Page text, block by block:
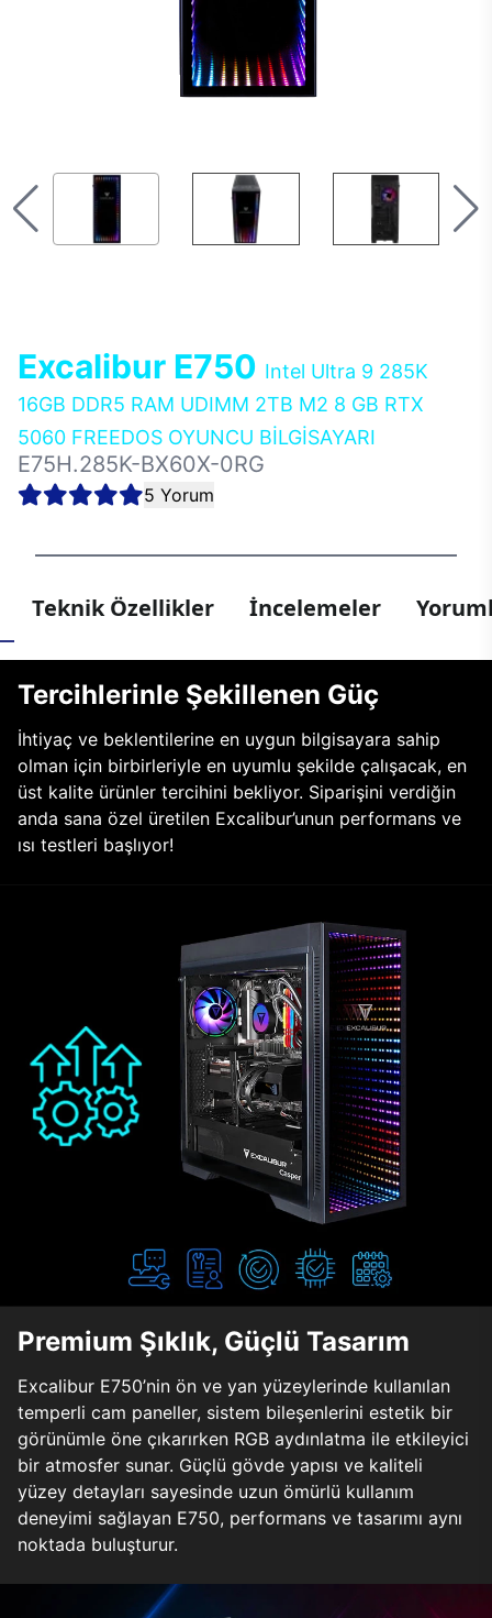
Excalibur E750 Intel Ultra 9 285K
16GB DDR5 RAM UDIMM 2TB M2 8 GB RTX
5060 FREEDOS OYUNCU BİLGİSAYARI
E75H.285K-BX60X-0RG
5 Yorum
Teknik Özellikler İncelemeler
Tercihlerinle Şekillenen Güç
İhtiyaç ve beklentilerine en uygun bilgisayara sahip
olman için birbirleriyle en uyumlu şekilde çalışacak, en
üst kalite ürünler tercihini bekliyor. Siparişini verdiğin
anda sana özel üretilen Excalibur’unun performans ve
ısı testleri başlıyor!
Premium Şıklık, Güçlü Tasarım
Excalibur E750’nin ön ve yan yüzeylerinde kullanılan
temperli cam paneller, sistem bileşenlerini estetik bir
görünümle öne çıkarırken RGB aydınlatma ile etkileyici
bir atmosfer sunar. Güçlü gövde yapısı ve kaliteli
yüzey detayları sayesinde uzun ömürlü kullanım
deneyimi sağlayan E750, performans ve tasarımı aynı
noktada buluşturur.